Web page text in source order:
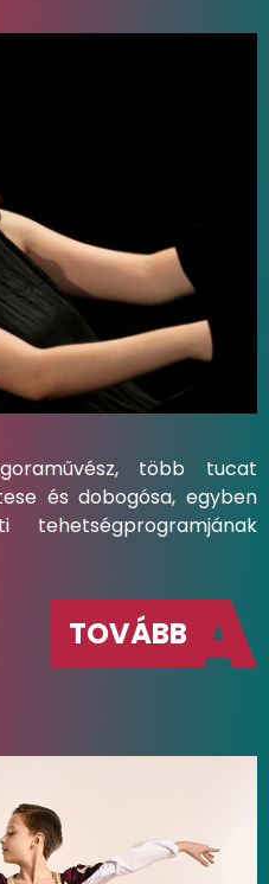
több tucat
és dobogósa, egyben
tehetségprogramjának
TOVÁBB